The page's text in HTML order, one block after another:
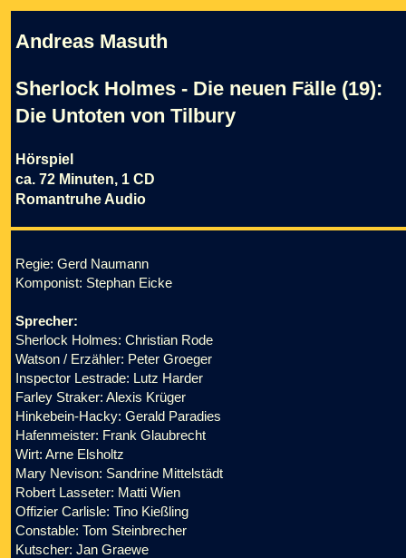
Andreas Masuth
Sherlock Holmes - Die neuen Fälle (19):
Die Untoten von Tilbury
Hörspiel
ca. 72 Minuten, 1 CD
Romantruhe Audio
Regie: Gerd Naumann
Komponist: Stephan Eicke
Sprecher:
Sherlock Holmes: Christian Rode
Watson / Erzähler: Peter Groeger
Inspector Lestrade: Lutz Harder
Farley Straker: Alexis Krüger
Hinkebein-Hacky: Gerald Paradies
Hafenmeister: Frank Glaubrecht
Wirt: Arne Elsholtz
Mary Nevison: Sandrine Mittelstädt
Robert Lasseter: Matti Wien
Offizier Carlisle: Tino Kießling
Constable: Tom Steinbrecher
Kutscher: Jan Graewe